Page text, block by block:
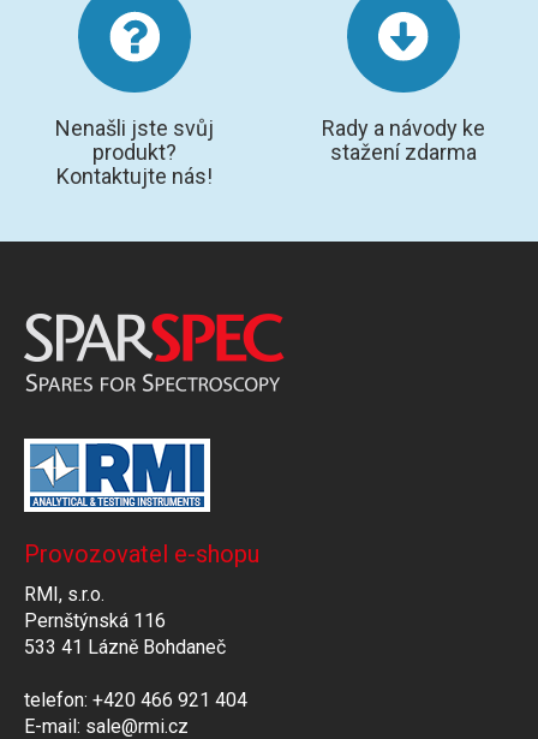
Nenašli jste svůj
produkt?
Kontaktujte nás!
Rady a návody ke
stažení zdarma
Provozovatel e-shopu
RMI, s.r.o.
Pernštýnská 116
533 41 Lázně Bohdaneč
telefon: +420 466 921 404
E-mail: sale@rmi.cz